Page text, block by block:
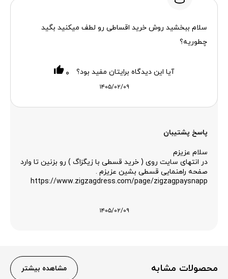
سلام ببخشید روش خرید اقساطی رو لطف میکنید بگید
چطوریه؟
۱۴۰۵/۰۲/۰۹
آیا این دیدگاه برایتان مفید بود؟ ۰
پاسخ پشتیبان
سلام عزیزم
در انتهای سایت روی ( خرید قسطی با زیگزاگ ) رو بزنین تا وارد
صفحه راهنمایی قسطی بشین عزیزم .
https://www.zigzagdress.com/page/zigzagpaysnapp
۱۴۰۵/۰۲/۰۹
محصولات مشابه مشاهده بیشتر